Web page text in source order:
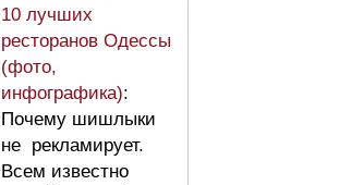
10 лучших
ресторанов Одессы
(фото,
инфографика):
Почему шишлыки
не рекламирует.
Всем известно